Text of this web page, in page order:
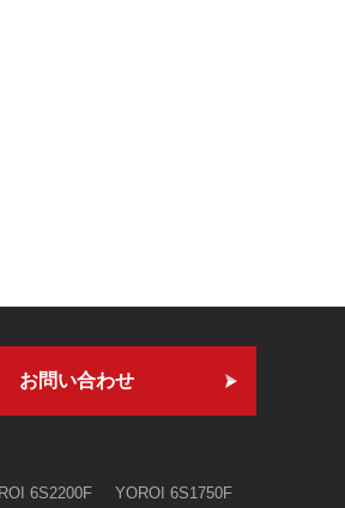
お問い合わせ
6S2200F YOROI 6S1750F